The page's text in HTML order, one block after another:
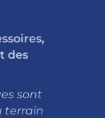
des
sont
terrain